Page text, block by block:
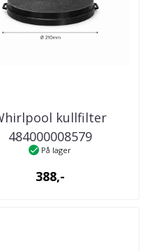
kullfilter
484000008579
kjøkkenventilator
På lager
388,-